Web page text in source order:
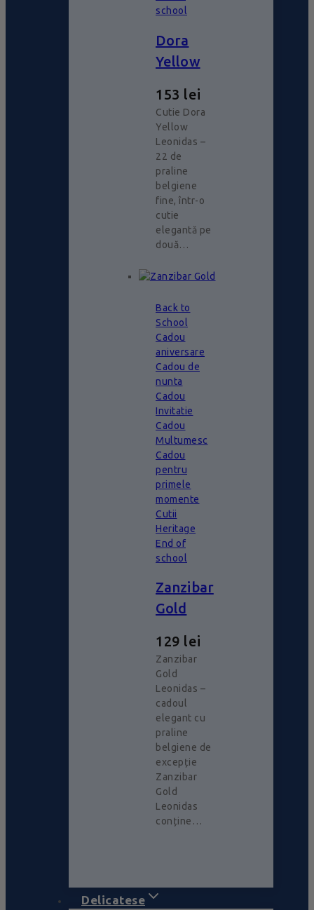
school
Dora
Yellow
153 lei
Cutie Dora
Yellow
Leonidas –
22 de
praline
belgiene
fine, într-o
cutie
elegantă pe
două…
Back to
School
Cadou
aniversare
Cadou de
nunta
Cadou
Invitatie
Cadou
Multumesc
Cadou
pentru
primele
momente
Cutii
Heritage
End of
school
Zanzibar
Gold
129 lei
Zanzibar
Gold
Leonidas –
cadoul
elegant cu
praline
belgiene de
excepție
Zanzibar
Gold
Leonidas
conține…
Delicatese